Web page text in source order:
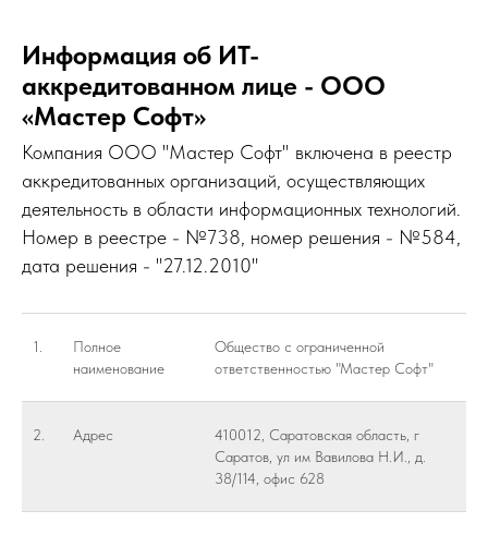
Информация об ИТ-
аккредитованном лице - ООО
«Мастер Софт»
Компания ООО "Мастер Софт" включена в реестр
аккредитованных организаций, осуществляющих
деятельность в области информационных технологий.
Номер в реестре - №738, номер решения - №584,
дата решения - "27.12.2010"
1.
Полное
наименование
Общество с ограниченной
ответственностью "Мастер Софт"
2. Адрес
410012, Саратовская область, г
Саратов, ул им Вавилова Н.И., д.
38/114, офис 628